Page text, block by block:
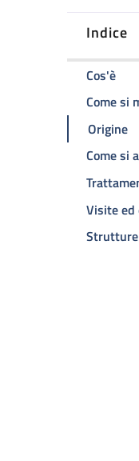
Indice
Cos'è
Come si
Origine
Come si
Visite ed